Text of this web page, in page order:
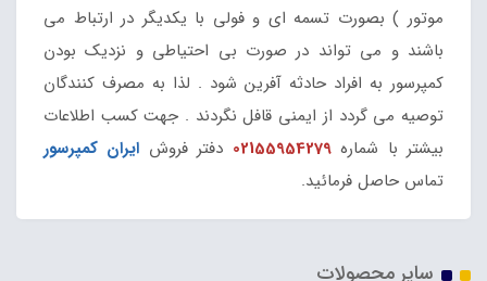
موتور ) بصورت تسمه ای و فولی با یکدیگر در ارتباط می
باشند و می تواند در صورت بی احتیاطی و نزدیک بودن
کمپرسور به افراد حادثه آفرین شود . لذا به مصرف کنندگان
توصیه می گردد از ایمنی قافل نگردند . جهت کسب اطلاعات
بیشتر با شماره02155954279 دفتر فروش ایران کمپرسور
تماس حاصل فرمائید.
سایر محصولات